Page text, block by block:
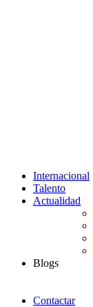
Internacional
Talento
Actualidad
Blogs
Contactar